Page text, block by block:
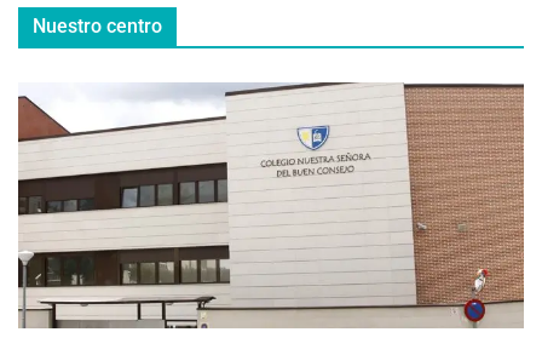
Nuestro centro